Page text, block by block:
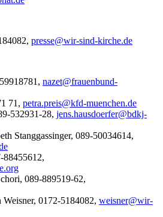
presse@wir-sind-kirche.de
nazet@frauenbund-
71, petra.preis@kfd-muenchen.de
532931-28, jens.hausdoerfer@bdkj-
Stanggassinger, 089-50034614,
88455612,
089-889519-62,
Weisner, 0172-5184082, weisner@wir-